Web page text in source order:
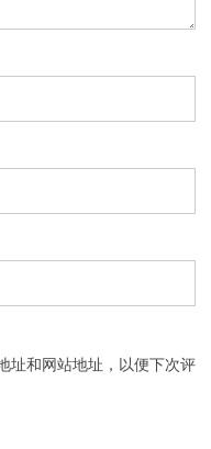
址和网站地址，以便下次评